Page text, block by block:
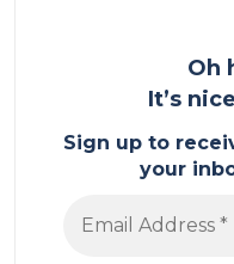
Oh
It’s
Sign up to
your